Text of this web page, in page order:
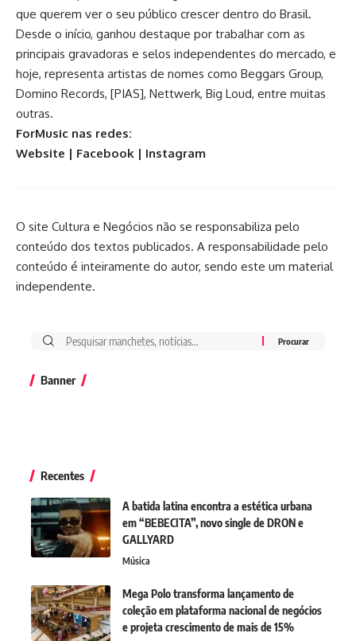
que querem ver o seu público crescer dentro do Brasil.
Desde o início, ganhou destaque por trabalhar com as
principais gravadoras e selos independentes do mercado, e
hoje, representa artistas de nomes como Beggars Group,
Domino Records, [PIAS], Nettwerk, Big Loud, entre muitas
outras.
ForMusic nas redes:
Website | Facebook | Instagram
O site Cultura e Negócios não se responsabiliza pelo
conteúdo dos textos publicados. A responsabilidade pelo
conteúdo é inteiramente do autor, sendo este um material
independente.
Banner
Recentes
A batida latina encontra a estética urbana
em “BEBECITA”, novo single de DRON e
GALLYARD
Música
Mega Polo transforma lançamento de
coleção em plataforma nacional de negócios
e projeta crescimento de mais de 15%